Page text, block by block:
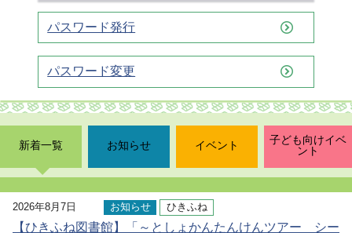
パスワード発行
パスワード変更
新着一覧 お知らせ イベント
子ども向けイベ
ント
2026年8月7日 お知らせ ひきふね
【ひきふね図書館】「～としょかんたんけんツアー シー